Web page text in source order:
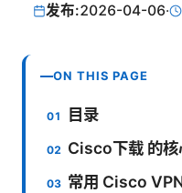
发布:2026-04-06·
ON THIS PAGE
目录
Cisco下载 的核
常用 Cisco